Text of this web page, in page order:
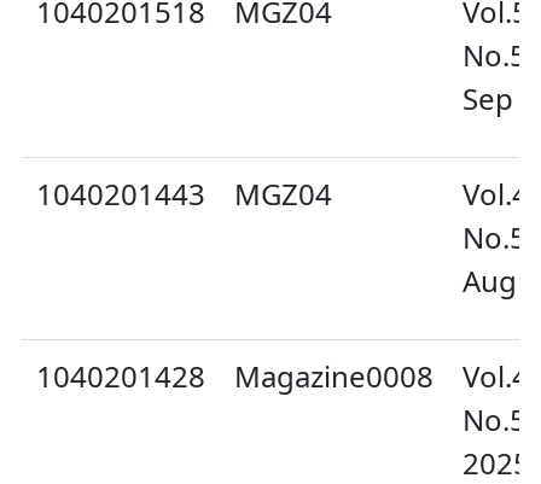
1040201518 MGZ04
Sep
1040201443 MGZ04
Aug
1040201428 Magazine0008
2025